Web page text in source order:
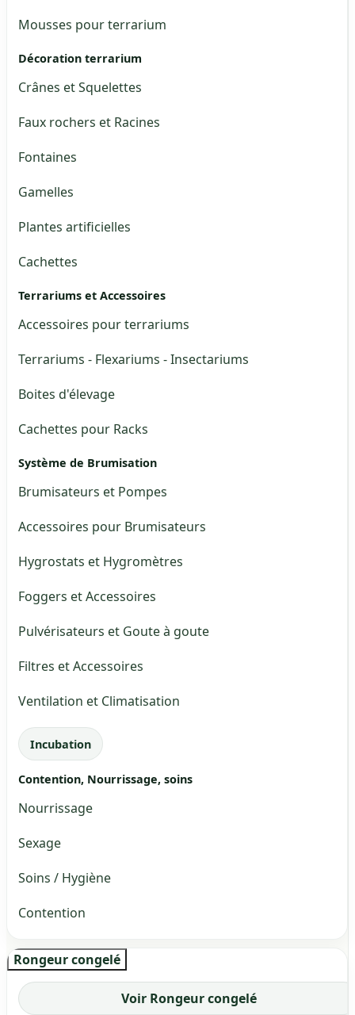
Mousses pour terrarium
Décoration terrarium
Crânes et Squelettes
Faux rochers et Racines
Fontaines
Gamelles
Plantes artificielles
Cachettes
Terrariums et Accessoires
Accessoires pour terrariums
Terrariums - Flexariums - Insectariums
Boites d'élevage
Cachettes pour Racks
Système de Brumisation
Brumisateurs et Pompes
Accessoires pour Brumisateurs
Hygrostats et Hygromètres
Foggers et Accessoires
Pulvérisateurs et Goute à goute
Filtres et Accessoires
Ventilation et Climatisation
Incubation
Contention, Nourrissage, soins
Nourrissage
Sexage
Soins / Hygiène
Contention
Rongeur congelé
Voir Rongeur congelé